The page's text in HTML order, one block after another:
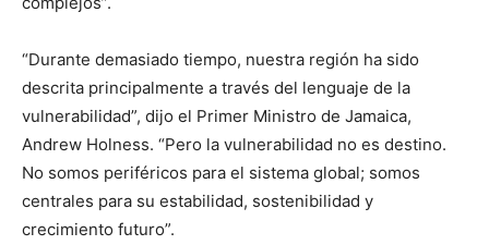
“Durante demasiado tiempo, nuestra región ha sido
descrita principalmente a través del lenguaje de la
vulnerabilidad”, dijo el Primer Ministro de Jamaica,
Andrew Holness. “Pero la vulnerabilidad no es destino.
No somos periféricos para el sistema global; somos
centrales para su estabilidad, sostenibilidad y
crecimiento futuro”.